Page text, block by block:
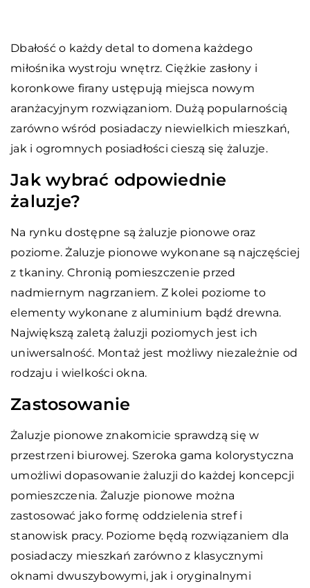
Dbałość o każdy detal to domena każdego
miłośnika wystroju wnętrz. Ciężkie zasłony i
koronkowe firany ustępują miejsca nowym
aranżacyjnym rozwiązaniom. Dużą popularnością
zarówno wśród posiadaczy niewielkich mieszkań,
jak i ogromnych posiadłości cieszą się żaluzje.
Jak wybrać odpowiednie
żaluzje?
Na rynku dostępne są żaluzje pionowe oraz
poziome. Żaluzje pionowe wykonane są najczęściej
z tkaniny. Chronią pomieszczenie przed
nadmiernym nagrzaniem. Z kolei poziome to
elementy wykonane z aluminium bądź drewna.
Największą zaletą żaluzji poziomych jest ich
uniwersalność. Montaż jest możliwy niezależnie od
rodzaju i wielkości okna.
Zastosowanie
Żaluzje pionowe znakomicie sprawdzą się w
przestrzeni biurowej. Szeroka gama kolorystyczna
umożliwi dopasowanie żaluzji do każdej koncepcji
pomieszczenia. Żaluzje pionowe można
zastosować jako formę oddzielenia stref i
stanowisk pracy. Poziome będą rozwiązaniem dla
posiadaczy mieszkań zarówno z klasycznymi
oknami dwuszybowymi, jak i oryginalnymi